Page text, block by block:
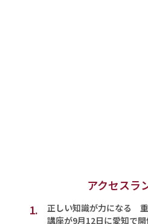
アクセスラ
1.
正しい知識が力になる
講座が9月12日に愛知で